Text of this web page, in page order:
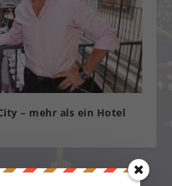
– mehr als ein Hotel